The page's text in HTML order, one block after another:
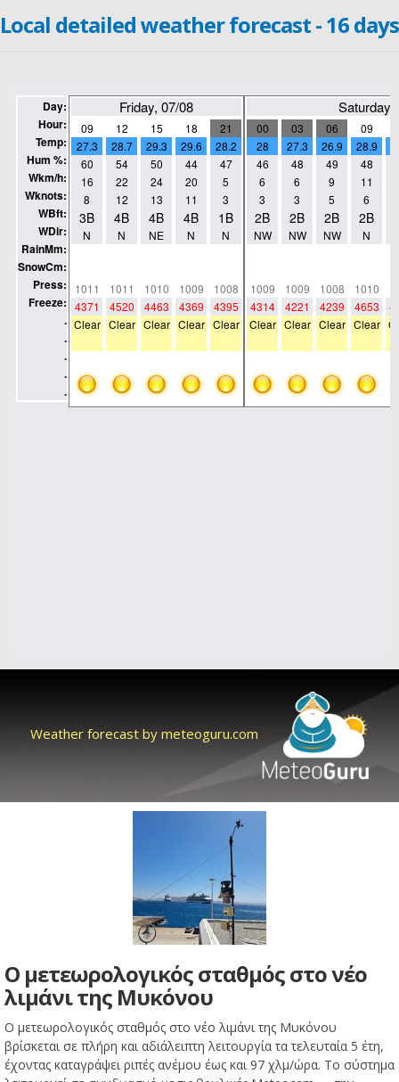
Local detailed weather forecast - 16 days
Weather forecast by meteoguru.com
Ο μετεωρολογικός σταθμός στο νέο
λιμάνι της Μυκόνου
Ο μετεωρολογικός σταθμός στο νέο λιμάνι της Μυκόνου
βρίσκεται σε πλήρη και αδιάλειπτη λειτουργία τα τελευταία 5 έτη,
έχοντας καταγράψει ριπές ανέμου έως και 97 χλμ/ώρα. Το σύστημα